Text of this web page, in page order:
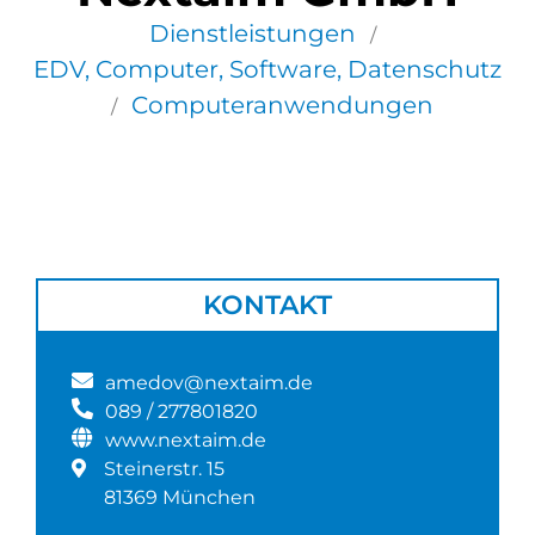
Dienstleistungen /
EDV, Computer, Software, Datenschutz
/ Computeranwendungen
KONTAKT
amedov@nextaim.de
089 / 277801820
www.nextaim.de
Steinerstr. 15
81369 München